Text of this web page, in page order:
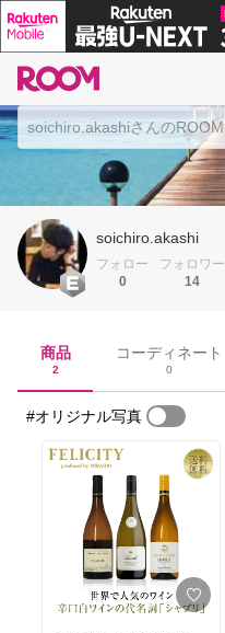
soichiro.akashi
フォロー
0
フォロワー
14
商品
2
コーディネート
0
#オリジナル写真